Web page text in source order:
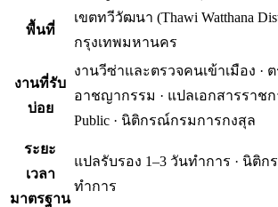
พื้นที่
เขตทวีวัฒนา (Thawi Watthana
กรุงเทพมหานคร
งานที่รับ
บ่อย
งานวีซ่าและตรวจคนเข้าเมือง ·
อาชญากรรม · แปลเอกสารราชก
Public · นิติกรณ์กรมการกงสุล
ระยะ
เวลา
มาตรฐาน
แปลรับรอง 1–3 วันทำการ · นิติก
ทำการ